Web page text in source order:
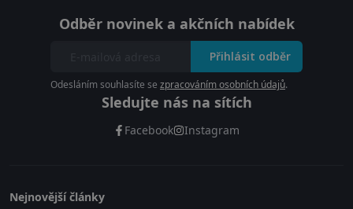
Odběr novinek a akčních nabídek
Přihlásit odběr
Odesláním souhlasíte se zpracováním osobních údajů.
Sledujte nás na sítích
Facebook Instagram
Nejnovější články